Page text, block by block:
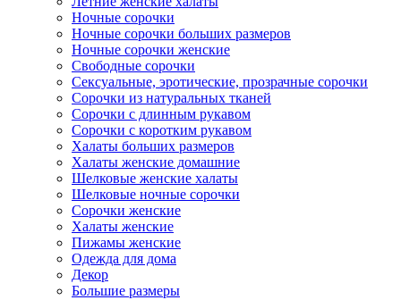
Ночные сорочки
Ночные сорочки больших размеров
Ночные сорочки женские
Свободные сорочки
Сексуальные, эротические, прозрачные сорочки
Сорочки из натуральных тканей
Сорочки с длинным рукавом
Сорочки с коротким рукавом
Халаты больших размеров
Халаты женские домашние
Шелковые женские халаты
Шелковые ночные сорочки
Сорочки женские
Халаты женские
Пижамы женские
Одежда для дома
Декор
Большие размеры